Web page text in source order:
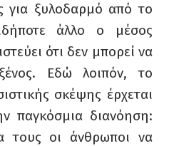
για ξυλοδαρμό από το
άλλο ο μέσος
ότι δεν μπορεί να
Εδώ λοιπόν, το
σκέψης έρχεται
παγκόσμια διανόηση:
τους οι άνθρωποι να